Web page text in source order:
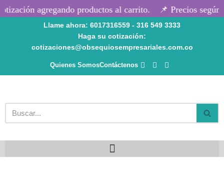
contenido
agregando productos al carrito. 📌 Precios según
Llame ahora: 6017316559 - 316 549 3333
Haga su cotización:
cotizaciones@obsequiosempresariales.com.co
Quienes SomosContáctenos